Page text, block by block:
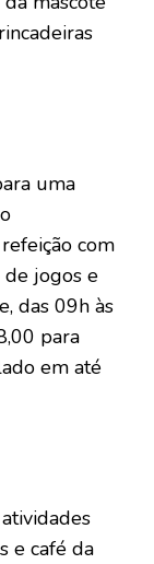
uma
com
de jogos e
das 09h às
para
em até
e café da